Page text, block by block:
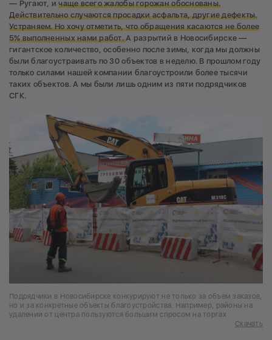
— Ругают, ичаще всего жалобы горожан обоснованы.
Действительно случаются просадки асфальта, другие дефекты.
Устраняем. Но хочу отметить, что обращения касаются не более
5% выполненных нами работ.А разрытий в Новосибирске —
гигантское количество, особенно после зимы, когда мы должны
были благоустраивать по 30 объектов в неделю. В прошлом году
только силами нашей компании благоустроили более тысячи
таких объектов. А мы были лишь одним из пяти подрядчиков
СГК.
Подрядчики в Новосибирске конкурируют не только за объем заказов,
но и за конкретные объекты благоустройства. Например, районы на
удалении от центра пользуются большим спросом на торгах
Скачать